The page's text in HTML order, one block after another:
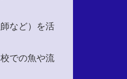
など）を活
での魚や流